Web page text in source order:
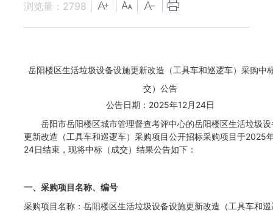
浏览量： 2798
岳阳楼区生活垃圾设备设施更新改造（工具车和巡逻车）采购中
交）公告
公告日期：2025年12月24日
岳阳市岳阳楼区城市管理督查考评中心的岳阳楼区生活垃圾设
更新改造（工具车和巡逻车）采购项目公开招标采购项目于2025
24日结束，现将中标（成交）结果公告如下：
一、采购项目名称、编号
采购项目名称：岳阳楼区生活垃圾设备设施更新改造（工具车和